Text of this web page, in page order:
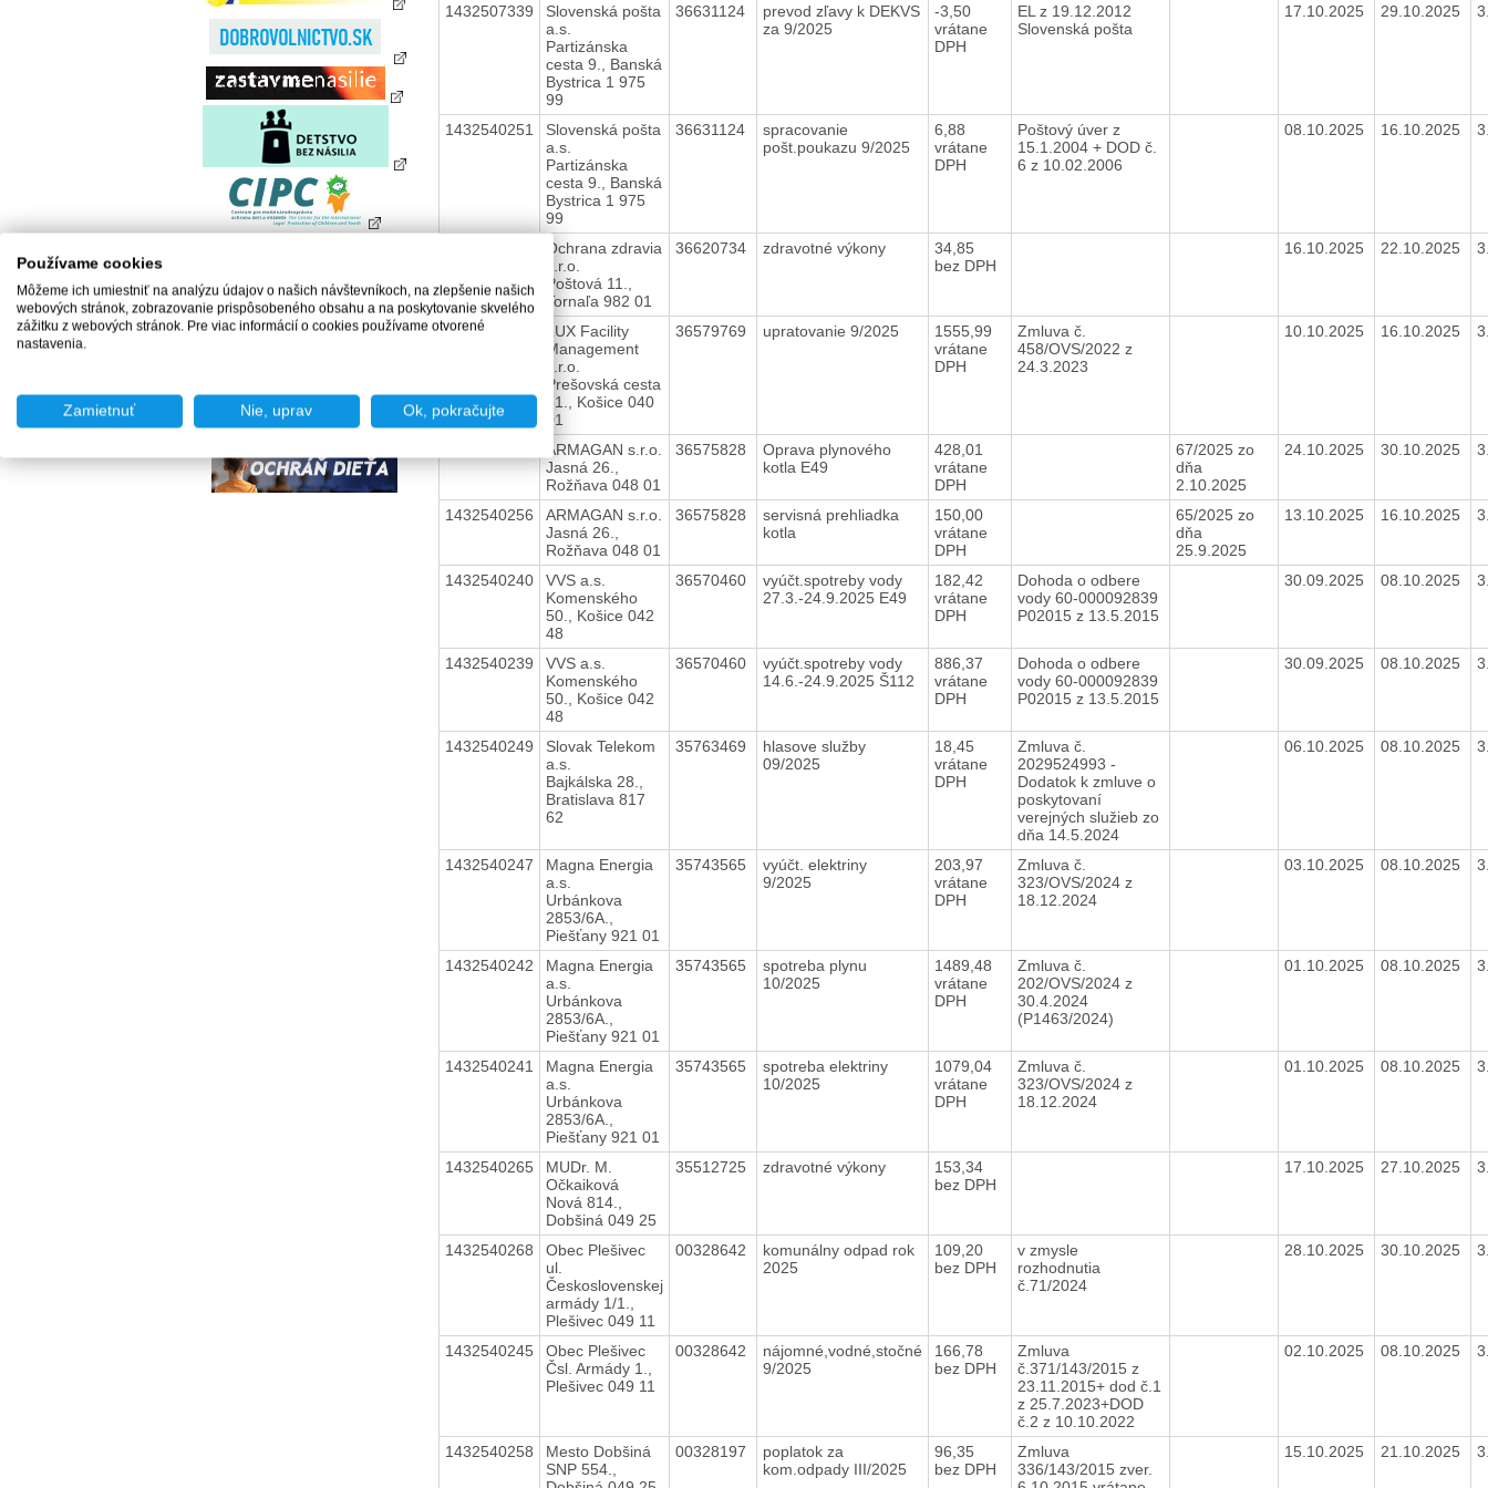
1432507339
Slovenská pošta
a.s.
Partizánska
cesta 9., Banská
Bystrica 1 975
99
36631124
prevod zľavy k DEKVS
za 9/2025
-3,50
vrátane
DPH
EL z 19.12.2012
Slovenská pošta
17.10.2025 29.10.2025
1432540251
Slovenská pošta
a.s.
Partizánska
cesta 9., Banská
Bystrica 1 975
99
36631124
spracovanie
pošt.poukazu 9/2025
6,88
vrátane
DPH
Poštový úver z
15.1.2004 + DOD č.
6 z 10.02.2006
08.10.2025 16.10.2025
Ochrana zdravia
s.r.o.
Poštová 11.,
Tornaľa 982 01
36620734 zdravotné výkony
34,85
bez DPH
16.10.2025 22.10.2025
1432540255
LUX Facility
Management
s.r.o.
Prešovská cesta
31., Košice 040
01
36579769 upratovanie 9/2025
1555,99
vrátane
DPH
Zmluva č.
458/OVS/2022 z
24.3.2023
10.10.2025 16.10.2025
ARMAGAN s.r.o.
Jasná 26.,
Rožňava 048 01
36575828
Oprava plynového
kotla E49
428,01
vrátane
DPH
67/2025 zo
dňa
2.10.2025
24.10.2025 30.10.2025
1432540256
ARMAGAN s.r.o.
Jasná 26.,
Rožňava 048 01
36575828
servisná prehliadka
kotla
150,00
vrátane
DPH
65/2025 zo
dňa
25.9.2025
13.10.2025 16.10.2025
1432540240
VVS a.s.
Komenského
50., Košice 042
48
36570460
vyúčt.spotreby vody
27.3.-24.9.2025 E49
182,42
vrátane
DPH
Dohoda o odbere
vody 60-000092839
P02015 z 13.5.2015
30.09.2025 08.10.2025
1432540239
VVS a.s.
Komenského
50., Košice 042
48
36570460
vyúčt.spotreby vody
14.6.-24.9.2025 Š112
886,37
vrátane
DPH
Dohoda o odbere
vody 60-000092839
P02015 z 13.5.2015
30.09.2025 08.10.2025
1432540249
Slovak Telekom
a.s.
Bajkálska 28.,
Bratislava 817
62
35763469
hlasove služby
09/2025
18,45
vrátane
DPH
Zmluva č.
2029524993 -
Dodatok k zmluve o
poskytovaní
verejných služieb zo
dňa 14.5.2024
06.10.2025 08.10.2025
1432540247
Magna Energia
a.s.
Urbánkova
2853/6A.,
Piešťany 921 01
35743565
vyúčt. elektriny
9/2025
203,97
vrátane
DPH
Zmluva č.
323/OVS/2024 z
18.12.2024
03.10.2025 08.10.2025
1432540242
Magna Energia
a.s.
Urbánkova
2853/6A.,
Piešťany 921 01
35743565
spotreba plynu
10/2025
1489,48
vrátane
DPH
Zmluva č.
202/OVS/2024 z
30.4.2024
(P1463/2024)
01.10.2025 08.10.2025
1432540241
Magna Energia
a.s.
Urbánkova
2853/6A.,
Piešťany 921 01
35743565
spotreba elektriny
10/2025
1079,04
vrátane
DPH
Zmluva č.
323/OVS/2024 z
18.12.2024
01.10.2025 08.10.2025
1432540265
MUDr. M.
Očkaiková
Nová 814.,
Dobšiná 049 25
35512725 zdravotné výkony
153,34
bez DPH
17.10.2025 27.10.2025
1432540268
Obec Plešivec
ul.
Československej
armády 1/1.,
Plešivec 049 11
00328642
komunálny odpad rok
2025
109,20
bez DPH
v zmysle
rozhodnutia
č.71/2024
28.10.2025 30.10.2025
1432540245
Obec Plešivec
Čsl. Armády 1.,
Plešivec 049 11
00328642
nájomné,vodné,stočné
9/2025
166,78
bez DPH
Zmluva
č.371/143/2015 z
23.11.2015+ dod č.1
z 25.7.2023+DOD
č.2 z 10.10.2022
02.10.2025 08.10.2025
1432540258
Mesto Dobšiná
SNP 554.,
00328197
poplatok za
kom.odpady III/2025
96,35
bez DPH
Zmluva
336/143/2015 zver.
15.10.2025 21.10.2025
Používame cookies
Môžeme ich umiestniť na analýzu údajov o našich návštevníkoch, na zlepšenie našich
webových stránok, zobrazovanie prispôsobeného obsahu a na poskytovanie skvelého
zážitku z webových stránok. Pre viac informácií o cookies používame otvorené
nastavenia.
Zamietnuť Nie, uprav Ok, pokračujte